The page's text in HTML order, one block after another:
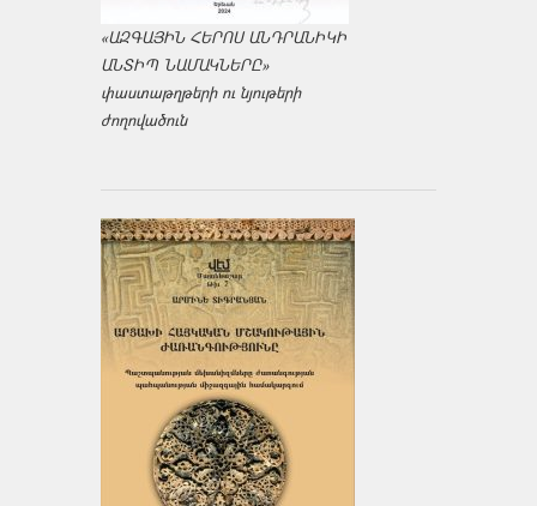
«ԱԶԳԱՅԻՆ ՀԵՐՈՍ ԱՆԴՐԱՆԻԿԻ
ԱՆՏԻՊ ՆԱՄԱԿՆԵՐԸ»
փաստաթղթերի ու նյութերի
ժողովածուն